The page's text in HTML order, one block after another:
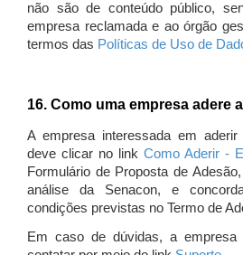
não são de conteúdo público,
empresa reclamada e ao órgão
termos das Políticas de Uso de
16. Como uma empresa adere
A empresa interessada em aderir
deve clicar no link Como Aderir -
Formulário de Proposta de
análise da Senacon, e
condições previstas no Termo de
Em caso de dúvidas, a empresa